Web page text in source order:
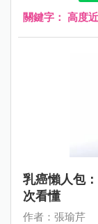
關鍵字： 高度
乳癌懶人包
次看懂
作者：張瑜芹